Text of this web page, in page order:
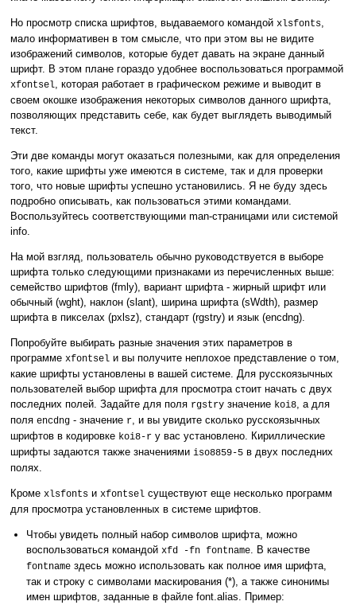
Но просмотр списка шрифтов, выдаваемого командой xlsfonts,
мало информативен в том смысле, что при этом вы не видите
изображений символов, которые будет давать на экране данный
шрифт. В этом плане гораздо удобнее воспользоваться программой
xfontsel, которая работает в графическом режиме и выводит в
своем окошке изображения некоторых символов данного шрифта,
позволяющих представить себе, как будет выглядеть выводимый
текст.
Эти две команды могут оказаться полезными, как для определения
того, какие шрифты уже имеются в системе, так и для проверки
того, что новые шрифты успешно установились. Я не буду здесь
подробно описывать, как пользоваться этими командами.
Воспользуйтесь соответствующими man-страницами или системой
info.
На мой взгляд, пользователь обычно руководствуется в выборе
шрифта только следующими признаками из перечисленных выше:
семейство шрифтов (fmly), вариант шрифта - жирный шрифт или
обычный (wght), наклон (slant), ширина шрифта (sWdth), размер
шрифта в пикселах (pxlsz), стандарт (rgstry) и язык (encdng).
Попробуйте выбирать разные значения этих параметров в
программе xfontsel и вы получите неплохое представление о том,
какие шрифты установлены в вашей системе. Для русскоязычных
пользователей выбор шрифта для просмотра стоит начать с двух
последних полей. Задайте для поля rgstry значение koi8, а для
поля encdng - значение r, и вы увидите сколько русскоязычных
шрифтов в кодировке koi8-r у вас установлено. Кириллические
шрифты задаются также значениями iso8859-5 в двух последних
полях.
Кроме xlsfonts и xfontsel cуществуют еще несколько программ
для просмотра установленных в системе шрифтов.
Чтобы увидеть полный набор символов шрифта, можно
воспользоваться командой xfd -fn fontname. В качестве
fontname здесь можно использовать как полное имя шрифта,
так и строку с символами маскирования (*), а также синонимы
имен шрифтов, заданные в файле font.alias. Пример: